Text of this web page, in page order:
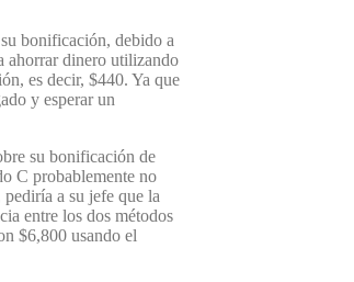
bonificación, debido a
ahorrar dinero utilizando
es decir, $440. Ya que
y esperar un
su bonificación de
C probablemente no
a su jefe que la
entre los dos métodos
$6,800 usando el